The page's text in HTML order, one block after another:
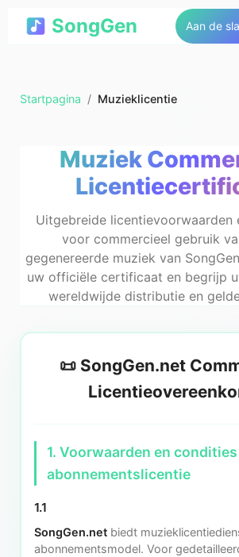
SongGen Aan de
Startpagina / Muzieklicentie
Muziek
Uitgebreide licentievoorwaarden
voor commercieel gebruik
gegenereerde muziek van
uw officiële certificaat en begrijp
wereldwijde distributie en
📜 SongGen.net
1. Voorwaarden en
abonnementslicentie
1.1
SongGen.net biedt
abonnementsmodel. Voor